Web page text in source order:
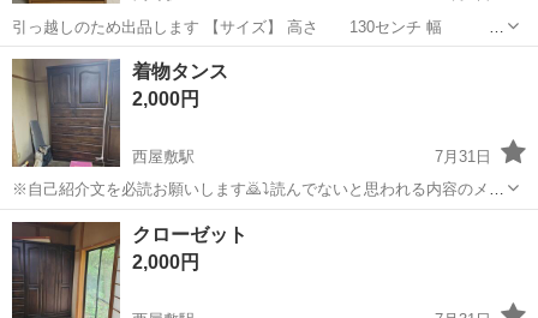
引っ越しのため出品します 【サイズ】 高さ 130センチ 幅 85
センチ 奥行き 44センチ 素人計測ですのでご了承ください。 【特
大分 大分市 鶴崎駅
着物タンス
2,000円
西屋敷駅
7月31日
※自己紹介文を必読お願いします🙇⤵️読んでないと思われる内容のメッ
セージには返信しません。 開き戸内が着物収納になってます。 2段目
左右の引き出し 3段目～７段目は普通の引き出し 大型家具の為配送車
両+力自慢の男性2名程...
大分 宇佐市 西屋敷駅
クローゼット
2,000円